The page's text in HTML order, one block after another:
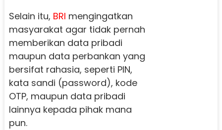
Selain itu, BRI mengingatkan
masyarakat agar tidak pernah
memberikan data pribadi
maupun data perbankan yang
bersifat rahasia, seperti PIN,
kata sandi (password), kode
OTP, maupun data pribadi
lainnya kepada pihak mana
pun.